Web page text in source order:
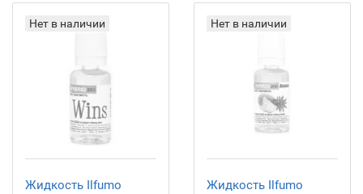
Нет в наличии
Жидкость Ilfumo
Нет в наличии
Жидкость Ilfumo